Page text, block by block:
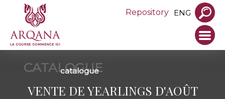
Repository ENG
CATALOGUE
catalogue
VENTE DE YEARLINGS D'AOÛT